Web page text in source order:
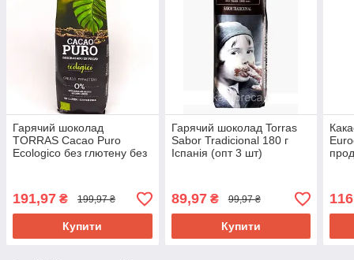
Гарячий шоколад
TORRAS Cacao Puro
Ecologico без глютену без
191,97 ₴ 199,97 ₴
Купити
Гарячий шоколад Torras
Sabor Tradicional 180 г
Іспанія (опт 3 шт)
89,97₴ 99,97 ₴
Купити